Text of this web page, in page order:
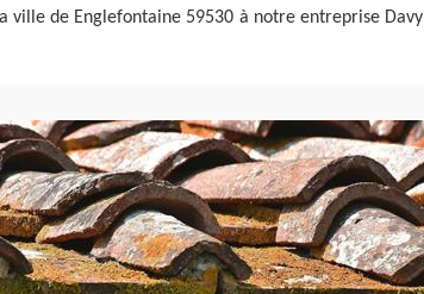
ville de Englefontaine 59530 à notre entreprise Davy